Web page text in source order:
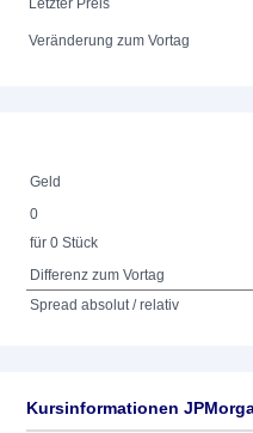
Letzter Preis
Veränderung zum Vortag
Geld
0
für 0 Stück
Differenz zum Vortag
Spread absolut / relativ
Kursinformationen